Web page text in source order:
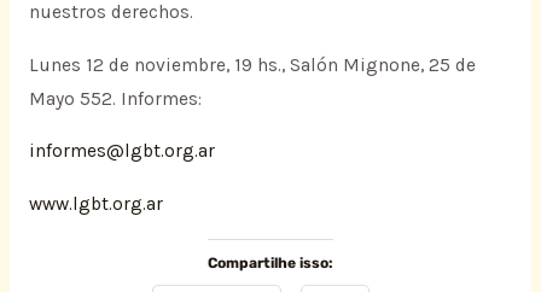
nuestros derechos.
Lunes 12 de noviembre, 19 hs., Salón Mignone, 25 de
Mayo 552. Informes:
informes@lgbt.org.ar
www.lgbt.org.ar
Compartilhe isso: